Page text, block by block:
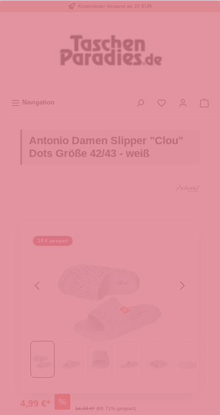
Kostenloser Versand ab 20 EUR
Navigation
Antonio Damen Slipper "Clou"
Dots Größe 42/43 - weiß
10 € gespart
4,99 €* %
14,99 €* (66.71% gespart)